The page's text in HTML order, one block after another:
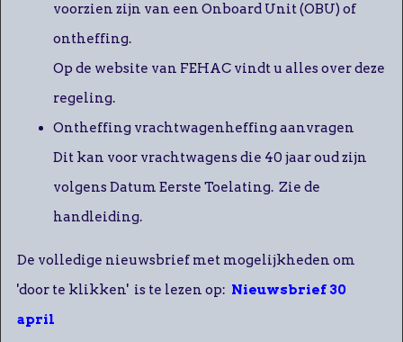
voorzien zijn van een Onboard Unit (OBU) of
ontheffing.
Op de website van FEHAC vindt u alles over deze
regeling.
Ontheffing vrachtwagenheffing aanvragen
Dit kan voor vrachtwagens die 40 jaar oud zijn
volgens Datum Eerste Toelating. Zie de
handleiding.
De volledige nieuwsbrief met mogelijkheden om
'door te klikken' is te lezen op: Nieuwsbrief 30
april